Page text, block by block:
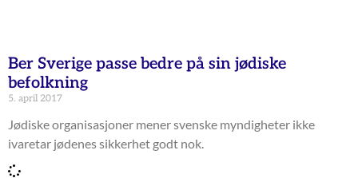
Ber Sverige passe bedre på sin jødiske
befolkning
5. april 2017
Jødiske organisasjoner mener svenske myndigheter ikke
ivaretar jødenes sikkerhet godt nok.